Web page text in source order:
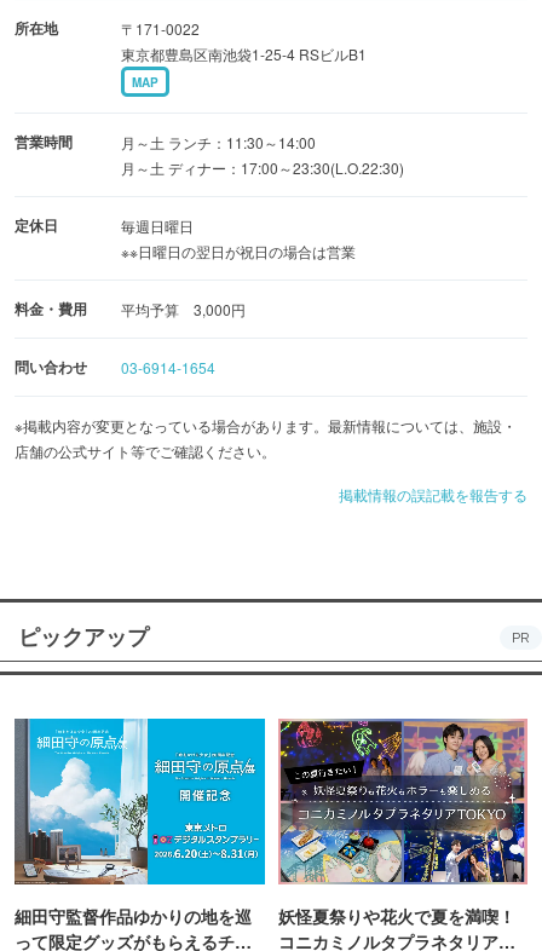
所在地
〒171-0022
東京都豊島区南池袋1-25-4 RSビルB1
MAP
営業時間
月～土 ランチ：11:30～14:00
月～土 ディナー：17:00～23:30(L.O.22:30)
定休日
毎週日曜日
※※日曜日の翌日が祝日の場合は営業
料金・費用 平均予算 3,000円
問い合わせ 03-6914-1654
※掲載内容が変更となっている場合があります。最新情報については、施設・
店舗の公式サイト等でご確認ください。
掲載情報の誤記載を報告する
ピックアップ PR
細田守監督作品ゆかりの地を巡
って限定グッズがもらえるチャ
妖怪夏祭りや花火で夏を満喫！
コニカミノルタプラネタリア